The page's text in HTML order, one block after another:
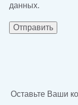
данных.
Оставьте Ваши